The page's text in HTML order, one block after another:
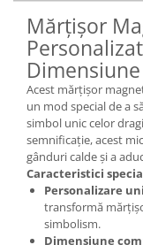
Mărțișor
Acest mărțișor
un mod special de a
simbol unic celor
semnificație, acest
gânduri calde și a
Caracteristici
Personalizare
transformă
simbolism.
Dimensiune